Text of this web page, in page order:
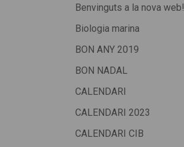
Benvinguts a la nova web!
Biologia marina
BON ANY 2019
BON NADAL
CALENDARI
CALENDARI 2023
CALENDARI CIB